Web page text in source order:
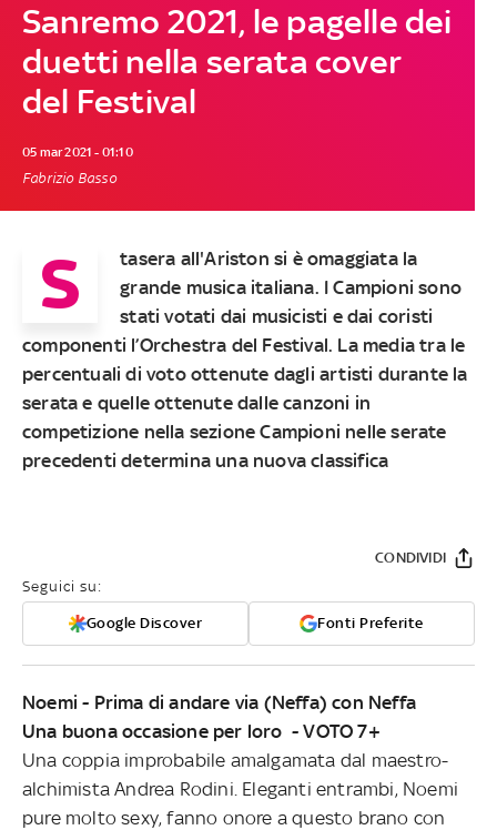
Sanremo 2021, le pagelle dei
duetti nella serata cover
del Festival
05 mar 2021 - 01:10
Fabrizio Basso
S
tasera all'Ariston si è omaggiata la
grande musica italiana. I Campioni sono
stati votati dai musicisti e dai coristi
componenti l’Orchestra del Festival. La media tra le
percentuali di voto ottenute dagli artisti durante la
serata e quelle ottenute dalle canzoni in
competizione nella sezione Campioni nelle serate
precedenti determina una nuova classifica
Seguici su:
Google Discover Fonti Preferite
CONDIVIDI
Noemi - Prima di andare via (Neffa) con Neffa
Una buona occasione per loro - VOTO 7+
Una coppia improbabile amalgamata dal maestro-
alchimista Andrea Rodini. Eleganti entrambi, Noemi
pure molto sexy, fanno onore a questo brano con